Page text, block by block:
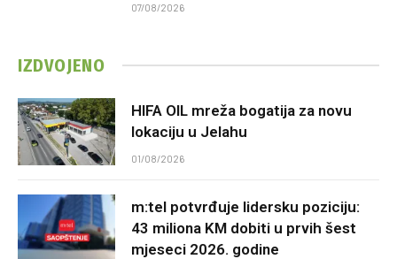
07/08/2026
IZDVOJENO
HIFA OIL mreža bogatija za novu
lokaciju u Jelahu
01/08/2026
m:tel potvrđuje lidersku poziciju:
43 miliona KM dobiti u prvih šest
mjeseci 2026. godine